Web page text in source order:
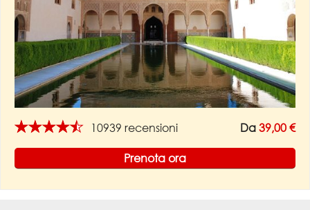
★★★★★ 10939 recensioni Da 39,00 €
Prenota ora